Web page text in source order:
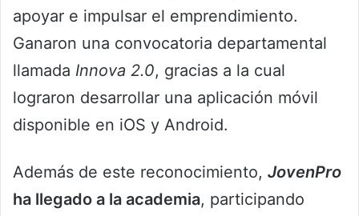
apoyar e impulsar el emprendimiento.
Ganaron una convocatoria departamental
llamada Innova 2.0, gracias a la cual
lograron desarrollar una aplicación móvil
disponible en iOS y Android.
Además de este reconocimiento, JovenPro
ha llegado a la academia, participando